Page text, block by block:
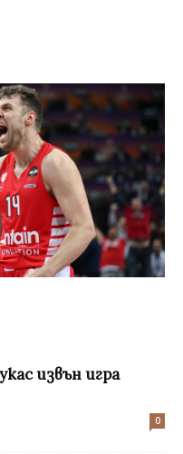
извън игра
0